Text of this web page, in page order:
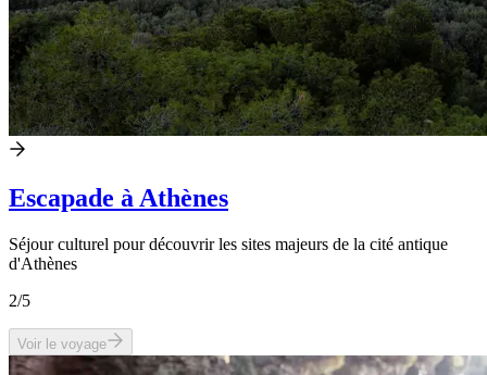
Escapade à Athènes
Séjour culturel pour découvrir les sites majeurs de la cité antique
d'Athènes
2/5
Voir le voyage